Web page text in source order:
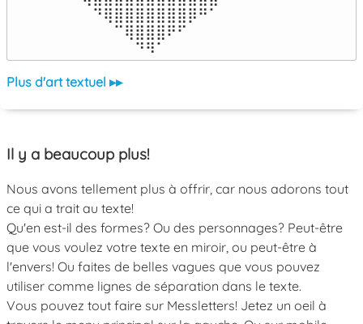
⠀⠀⠀⠙⢿⣿⣿⣿⣿⣿⣿⣿⡿⠛⠁⠀⠀
⠀⠀⠀⠀⠀⠉⢿⣿⣿⣿⠟⠋⠀⠀⠀⠀⠀
⠀⠀⠀⠀⠀⠀⠀⠙⠻⠁⠀⠀⠀⠀⠀⠀⠀⠀⠀⠀⠀⠀⠀
Plus d'art textuel ▸▸
Il y a beaucoup plus!
Nous avons tellement plus à offrir, car nous adorons tout
ce qui a trait au texte!
Qu'en est-il des formes? Ou des personnages? Peut-être
que vous voulez votre texte en miroir, ou peut-être à
l'envers! Ou faites de belles vagues que vous pouvez
utiliser comme lignes de séparation dans le texte.
Vous pouvez tout faire sur Messletters! Jetez un oeil à